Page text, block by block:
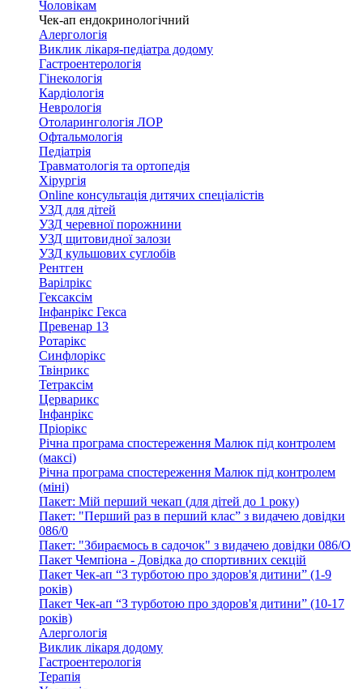
Чоловікам
Чек-ап ендокринологічний
Алергологія
Виклик лікаря-педіатра додому
Гастроентерологія
Гінекологія
Кардіологія
Неврологія
Отоларингологія ЛОР
Офтальмологія
Педіатрія
Травматологія та ортопедія
Хірургія
Online консультація дитячих спеціалістів
УЗД для дітей
УЗД черевної порожнини
УЗД щитовидної залози
УЗД кульшових суглобів
Рентген
Варілрікс
Гексаксім
Інфанрікс Гекса
Превенар 13
Ротарікс
Синфлорікс
Твінрикс
Тетраксім
Церварикс
Інфанрікс
Пріорікс
Річна програма спостереження Малюк під контролем
(максі)
Річна програма спостереження Малюк під контролем
(міні)
Пакет: Мій перший чекап (для дітей до 1 року)
Пакет: "Перший раз в перший клас” з видачею довідки
086/0
Пакет: "Збираємось в садочок" з видачею довідки 086/О
Пакет Чемпіона - Довідка до спортивних секцій
Пакет Чек-ап “З турботою про здоров'я дитини” (1-9
років)
Пакет Чек-ап “З турботою про здоров'я дитини” (10-17
років)
Алергологія
Виклик лікаря додому
Гастроентерологія
Терапія